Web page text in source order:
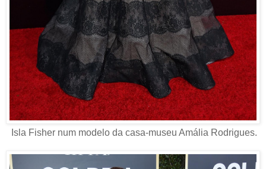
Isla Fisher num modelo da casa-museu Amália Rodrigues.